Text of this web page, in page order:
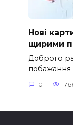
Нові
щирими
Доброго
0